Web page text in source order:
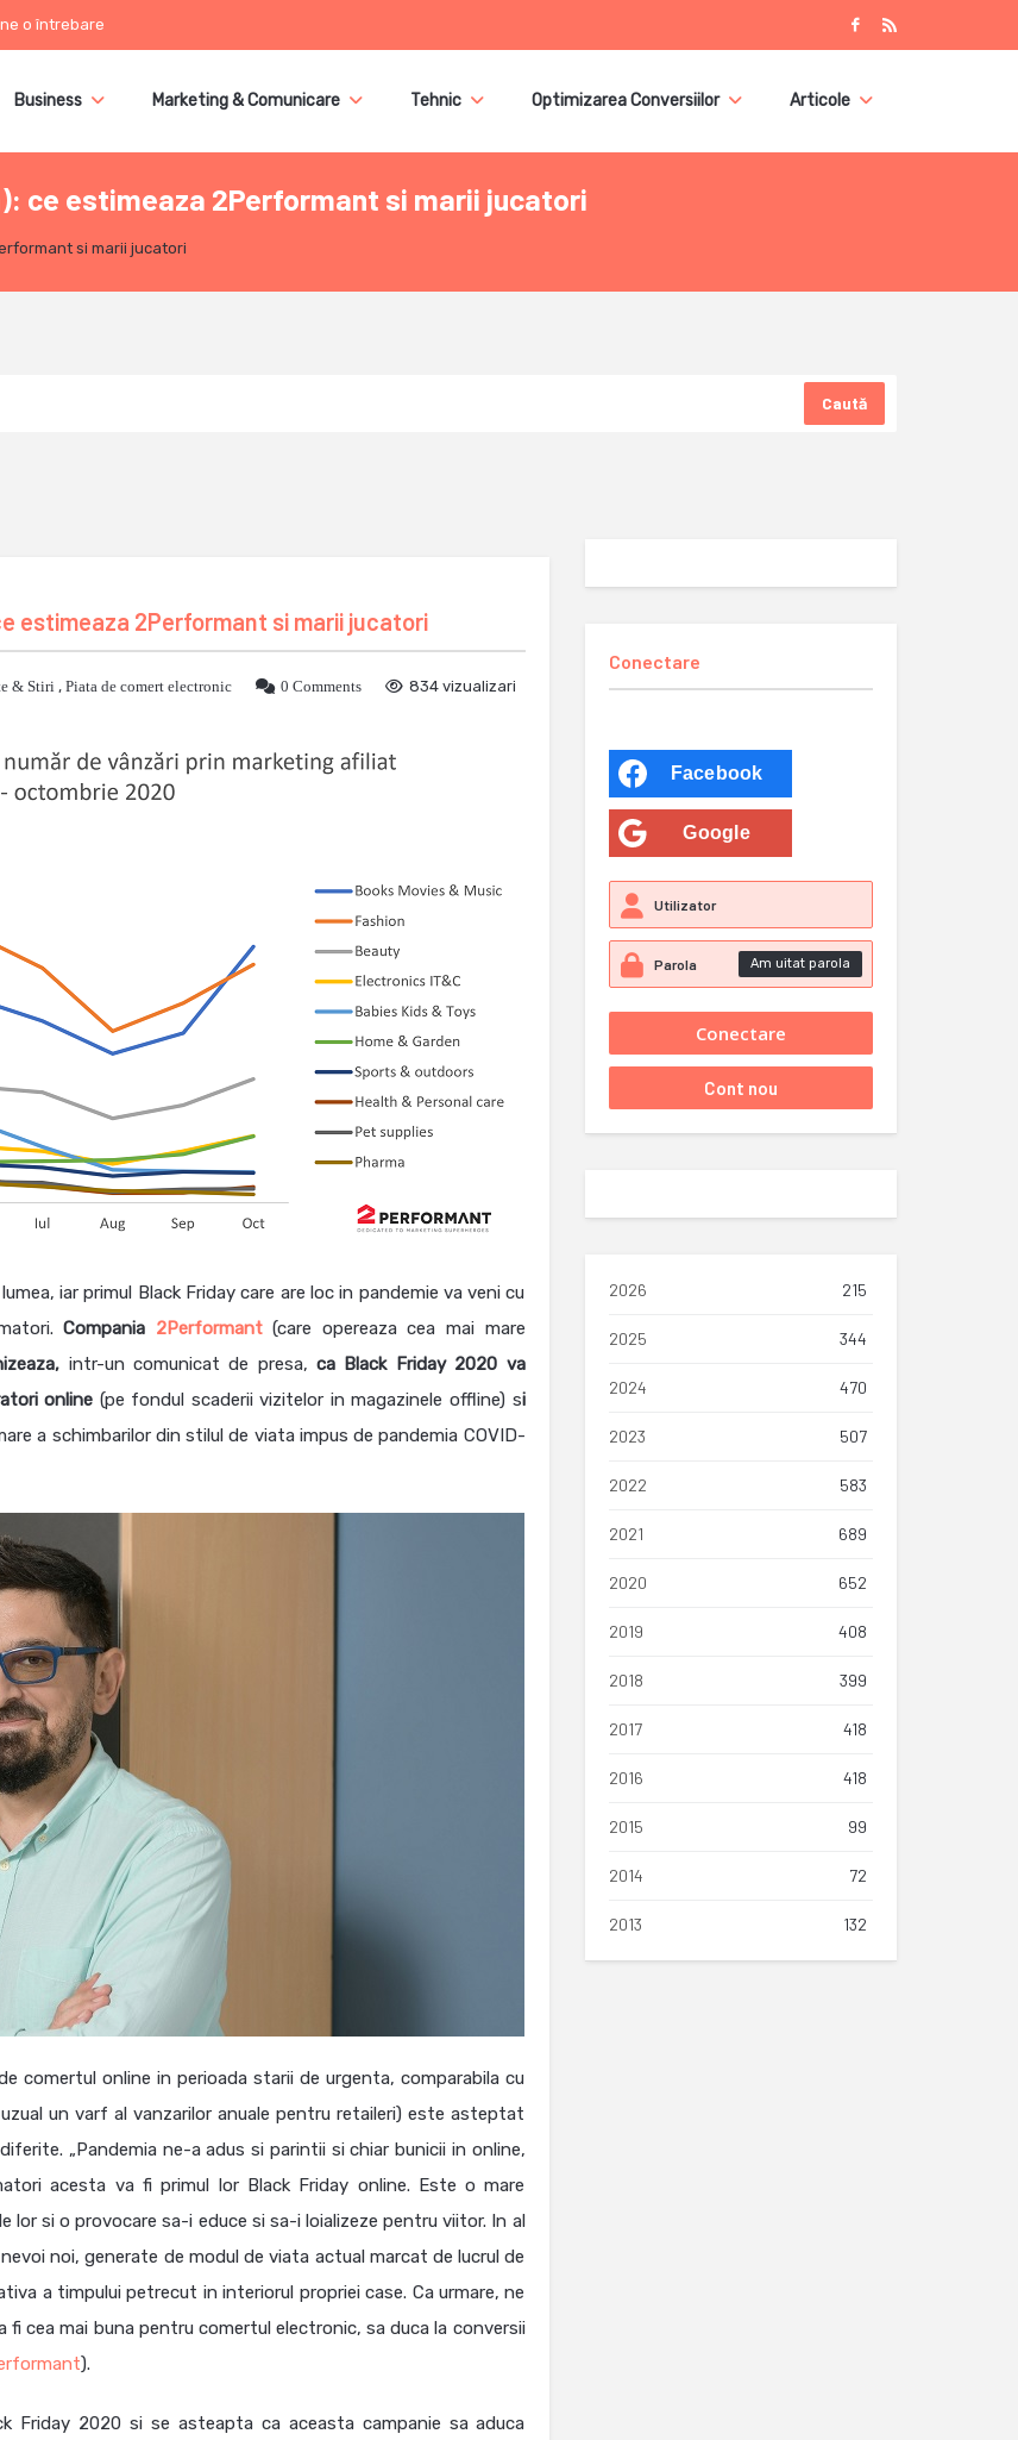
o întrebare
Business Marketing & Comunicare Tehnic Optimizarea Conversiilor Articole
ce estimeaza 2Performant si marii jucatori
si marii jucatori
Caută
estimeaza 2Performant si marii jucatori
& Stiri, Piata de comert electronic 0 Comments 834 vizualizari
iar primul Black Friday care are loc in pandemie va veni cu
Compania 2Performant(care opereaza cea mai mare
intr-un comunicat de presa,ca Black Friday 2020 va
online (pe fondul scaderii vizitelor in magazinele offline) si
a schimbarilor din stilul de viata impus de pandemia COVID-
comertul online in perioada starii de urgenta, comparabila cu
un varf al vanzarilor anuale pentru retaileri) este asteptat
„Pandemia ne-a adus si parintii si chiar bunicii in online,
acesta va fi primul lor Black Friday online. Este o mare
si o provocare sa-i educe si sa-i loializeze pentru viitor. In al
noi, generate de modul de viata actual marcat de lucrul de
a timpului petrecut in interiorul propriei case. Ca urmare, ne
cea mai buna pentru comertul electronic, sa duca la conversii
).
Friday 2020 si se asteapta ca aceasta campanie sa aduca
Conectare
Facebook
Google
Am uitat parola
2026 215
2025 344
2024 470
2023 507
2022 583
2021 689
2020 652
2019 408
2018 399
2017 418
2016 418
2015 99
2014 72
2013 132